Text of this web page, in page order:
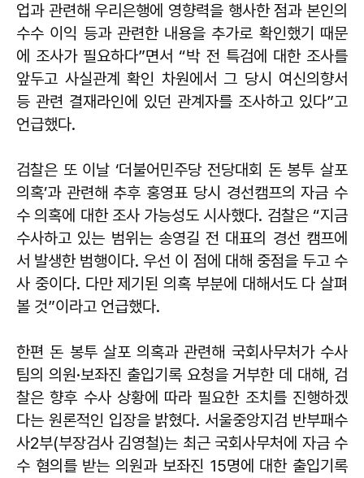
업과 관련해 우리은행에 영향력을 행사한 점과 본인의
수수 이익 등과 관련한 내용을 추가로 확인했기 때문
에 조사가 필요하다”면서 “박 전 특검에 대한 조사를
앞두고 사실관계 확인 차원에서 그 당시 여신의향서
등 관련 결재라인에 있던 관계자를 조사하고 있다”고
언급했다.
검찰은 또 이날 ‘더불어민주당 전당대회 돈 봉투 살포
의혹’과 관련해 추후 홍영표 당시 경선캠프의 자금 수
수 의혹에 대한 조사 가능성도 시사했다. 검찰은 “지금
수사하고 있는 범위는 송영길 전 대표의 경선 캠프에
서 발생한 범행이다. 우선 이 점에 대해 중점을 두고 수
사 중이다. 다만 제기된 의혹 부분에 대해서도 다 살펴
볼 것”이라고 언급했다.
한편 돈 봉투 살포 의혹과 관련해 국회사무처가 수사
팀의 의원·보좌진 출입기록 요청을 거부한 데 대해, 검
찰은 향후 수사 상황에 따라 필요한 조치를 진행하겠
다는 원론적인 입장을 밝혔다. 서울중앙지검 반부패수
사2부(부장검사 김영철)는 최근 국회사무처에 자금 수
수 혐의를 받는 의원과 보좌진 15명에 대한 출입기록